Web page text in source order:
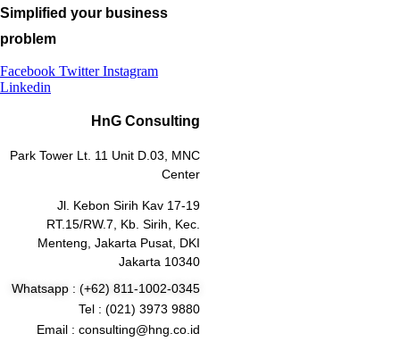
Simplified your business
problem
Facebook Twitter Instagram
Linkedin
HnG Consulting
Park Tower Lt. 11 Unit D.03, MNC
Center
Jl. Kebon Sirih Kav 17-19
RT.15/RW.7, Kb. Sirih, Kec.
Menteng, Jakarta Pusat, DKI
Jakarta 10340
Whatsapp : (+62) 811-1002-0345
Tel : (021) 3973 9880
Email : consulting@hng.co.id